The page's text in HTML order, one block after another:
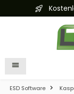
springen
ESD Software